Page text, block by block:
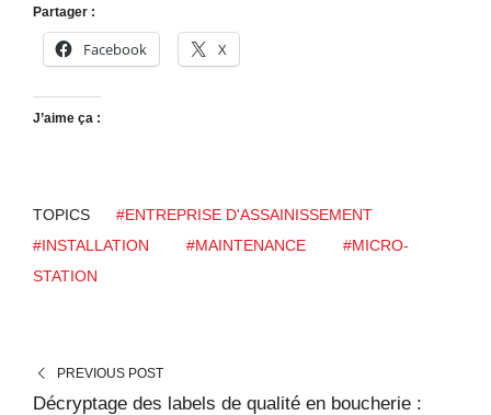
Partager :
Facebook X
J’aime ça :
TOPICS
#ENTREPRISE D'ASSAINISSEMENT
#INSTALLATION
#MAINTENANCE
#MICRO-
STATION
PREVIOUS POST
Décryptage des labels de qualité en boucherie :